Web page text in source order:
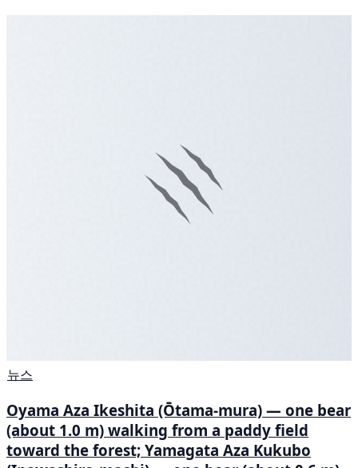
뉴스
Oyama Aza Ikeshita (Ōtama-mura) — one bear
(about 1.0 m) walking from a paddy field
toward the forest; Yamagata Aza Kukubo